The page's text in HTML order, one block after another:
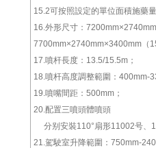
15.2可按照設定的單位面積施藥
16.外形尺寸：
7700mm×2740mm×3400mm（
17.噴杆長度：13.5/15.5m；
18.噴杆高度調整範圍：400mm-
19.噴嘴間距：500mm；
20.配置三噴頭體噴頭
分别安裝110°扇形11002号、
21.駕駛室升降範圍：750mm-